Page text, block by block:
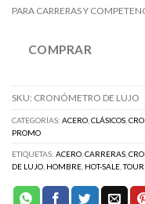
PARA CARRERAS Y
COMPRAR
SKU: CRONÓMETRO DE LUJO
CATEGORÍAS: ACERO CLÁSICOS
PROMO
ETIQUETAS: ACERO CARRERAS
DE LUJO HOMBRE HOT-SALE ,